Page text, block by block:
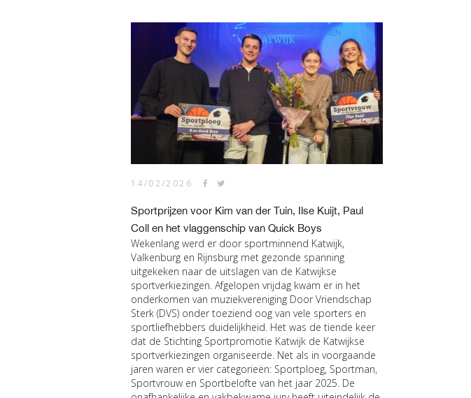
14/02/2026
Sportprijzen voor Kim van der Tuin, Ilse Kuijt, Paul
Coll en het vlaggenschip van Quick Boys
Wekenlang werd er door sportminnend Katwijk,
Valkenburg en Rijnsburg met gezonde spanning
uitgekeken naar de uitslagen van de Katwijkse
sportverkiezingen. Afgelopen vrijdag kwam er in het
onderkomen van muziekvereniging Door Vriendschap
Sterk (DVS) onder toeziend oog van vele sporters en
sportliefhebbers duidelijkheid. Het was de tiende keer
dat de Stichting Sportpromotie Katwijk de Katwijkse
sportverkiezingen organiseerde. Net als in voorgaande
jaren waren er vier categorieën: Sportploeg, Sportman,
Sportvrouw en Sportbelofte van het jaar 2025. De